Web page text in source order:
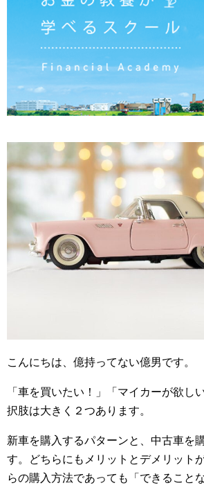
こんにちは、億持ってない億男です。
「車を買いたい！」「マイカーが欲し
択肢は大きく２つあります。
新車を購入するパターンと、中古車を
す。どちらにもメリットとデメリット
らの購入方法であっても「できること